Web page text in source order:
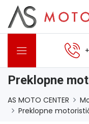
Preklopne
AS MOTO CENTER
Preklopne